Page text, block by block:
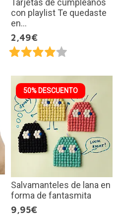
Tarjetas de cumpleaños
con playlist Te quedaste
en...
2,49€
50% DESCUENTO
Salvamanteles de lana en
forma de fantasmita
9,95€